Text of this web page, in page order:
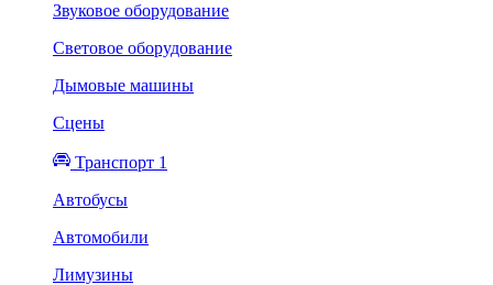
Звуковое оборудование
Световое оборудование
Дымовые машины
Сцены
Транспорт 1
Автобусы
Автомобили
Лимузины